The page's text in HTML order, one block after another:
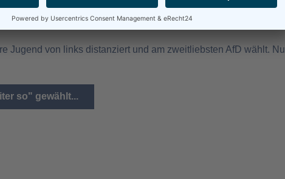
gesagt enttäuscht über das Ergebnis bin, muss ich
gereicht hat.
Jugend von links distanziert und am zweitliebsten AfD wählt.
so" gewählt...